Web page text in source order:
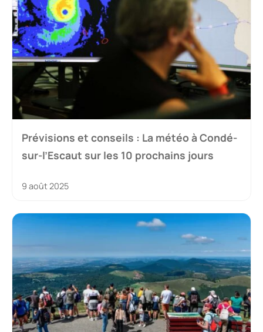
Prévisions et conseils : La météo à Condé-
sur-l’Escaut sur les 10 prochains jours
9 août 2025